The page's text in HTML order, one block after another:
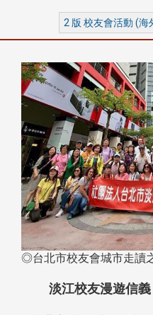
2 版 校友會活動 (海
◎台北市校友會城市走讀
淡江校友漫遊信